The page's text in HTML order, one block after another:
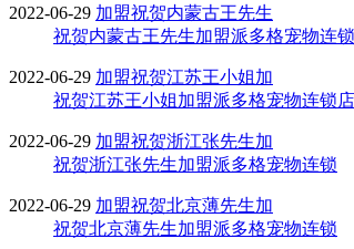
2022-06-29 加盟祝贺内蒙古王先生
祝贺内蒙古王先生加盟派多格宠物连锁
2022-06-29 加盟祝贺江苏王小姐加
祝贺江苏王小姐加盟派多格宠物连锁店
2022-06-29 加盟祝贺浙江张先生加
祝贺浙江张先生加盟派多格宠物连锁
2022-06-29 加盟祝贺北京薄先生加
祝贺北京薄先生加盟派多格宠物连锁